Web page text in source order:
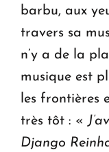
barbu, aux
travers sa
n’y a de la
musique est
les frontières
très tôt : «
Django